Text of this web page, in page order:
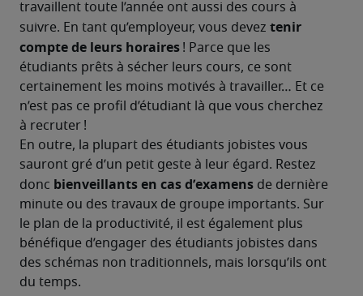
travaillent toute l’année ont aussi des cours à
suivre. En tant qu’employeur, vous devez tenir
compte de leurs horaires ! Parce que les
étudiants prêts à sécher leurs cours, ce sont
certainement les moins motivés à travailler… Et ce
n’est pas ce profil d’étudiant là que vous cherchez
à recruter !
En outre, la plupart des étudiants jobistes vous
sauront gré d’un petit geste à leur égard. Restez
donc bienveillants en cas d’examens de dernière
minute ou des travaux de groupe importants. Sur
le plan de la productivité, il est également plus
bénéfique d’engager des étudiants jobistes dans
des schémas non traditionnels, mais lorsqu’ils ont
du temps.